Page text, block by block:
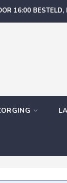
16:00 BESTELD,